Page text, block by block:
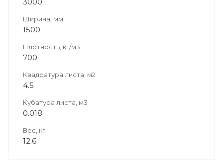
Ширина, мм
1500
Плотность, кг/м3
700
Квадратура листа, м2
4.5
Кубатура листа, м3
0.018
Вес, кг
12.6